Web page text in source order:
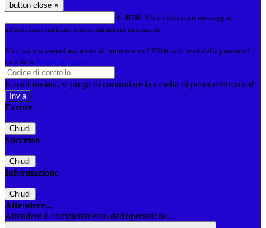
button close ×
E-mail Verrà inviato un messaggio
all'indirizzo indicato con le istruzioni necessarie.
Non hai una e-mail associata al nome utente? Effettua il reset della password
tramite la Login Spaggiari
E-mail inviata, si prega di controllare la casella di posta elettronica!
Errore
Chiudi
Successo
Chiudi
Informazione
Chiudi
Attendere...
Attendere il completamento dell'operazione...